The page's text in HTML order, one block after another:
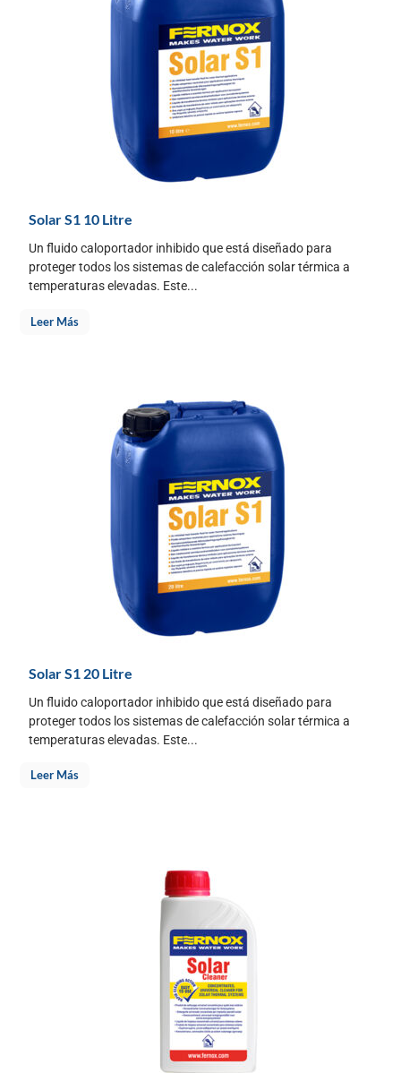
Solar S1 10 Litre
Un fluido caloportador inhibido que está diseñado para
proteger todos los sistemas de calefacción solar térmica a
temperaturas elevadas. Este...
Leer Más
Solar S1 20 Litre
Un fluido caloportador inhibido que está diseñado para
proteger todos los sistemas de calefacción solar térmica a
temperaturas elevadas. Este...
Leer Más